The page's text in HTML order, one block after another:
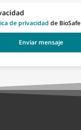
de privacidad de BioSafe
Enviar mensaje